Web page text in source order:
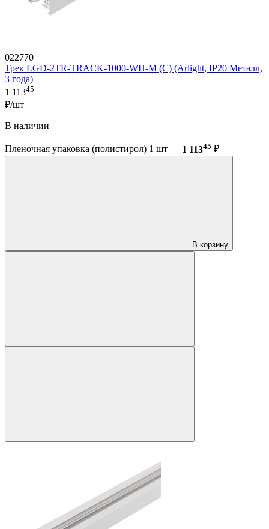
022770
Трек LGD-2TR-TRACK-1000-WH-M (C) (Arlight, IP20 Металл,
3 года)
1 11345
₽/шт
В наличии
Пленочная упаковка (полистирол) 1 шт — 1 11345 ₽
В корзину